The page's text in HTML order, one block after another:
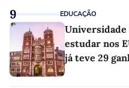
9 EDUCAÇÃO
Universidade
estudar nos
já teve 29